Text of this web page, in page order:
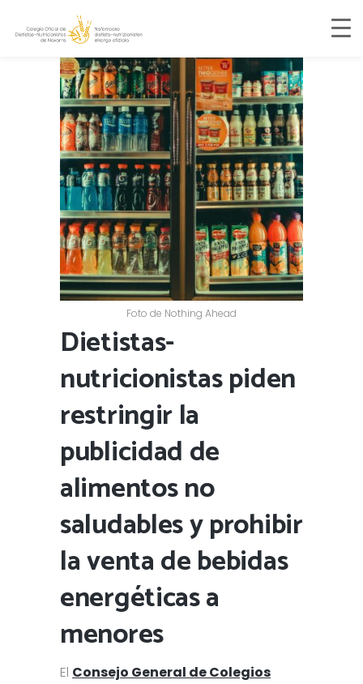
Foto de Nothing Ahead
Dietistas-
nutricionistas piden
restringir la
publicidad de
alimentos no
saludables y prohibir
la venta de bebidas
energéticas a
menores
El Consejo General de Colegios